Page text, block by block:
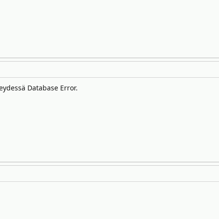
Database Error.